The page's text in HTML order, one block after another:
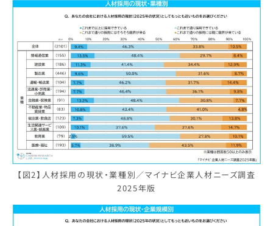
【図2】人材採用の現状・業種別／マイナビ企業人材ニーズ調査
2025年版